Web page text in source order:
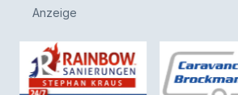
Anzeige